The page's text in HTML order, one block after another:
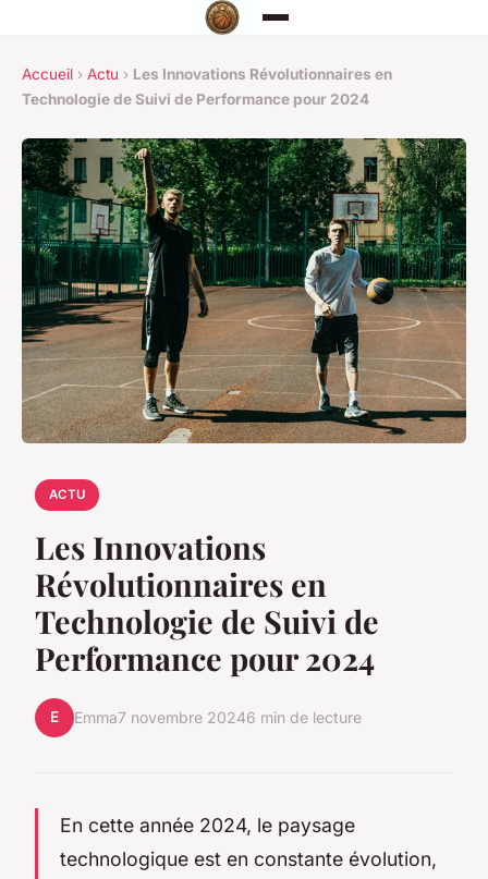
Accueil › Actu › Les Innovations Révolutionnaires en
Technologie de Suivi de Performance pour 2024
ACTU
Les Innovations
Révolutionnaires en
Technologie de Suivi de
Performance pour 2024
E Emma7 novembre 20246 min de lecture
En cette année 2024, le paysage
technologique est en constante évolution,